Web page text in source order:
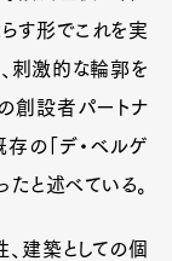
す形でこれを実
刺激的な輪郭を
創設者パートナ
存の「デ・ベルゲ
たと述べている。
建築としての個